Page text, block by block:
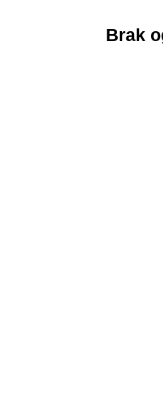
Brak